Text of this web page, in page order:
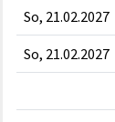
So, 21.02.2027
So, 21.02.2027